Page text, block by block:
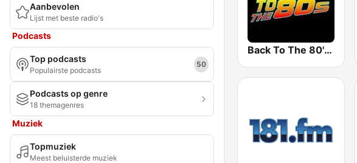
Aanbevolen
Lijst met beste radio's
Podcasts
Top podcasts
Populairste podcasts
50
Podcasts op genre
18 themagenres
Muziek
Topmuziek
Meest beluisterde muziek
Back To The 80's Radio